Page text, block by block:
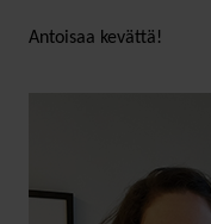
Antoisaa kevättä!